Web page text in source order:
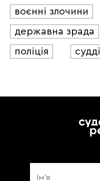
воєнні злочини
державна зрада
поліція
судді